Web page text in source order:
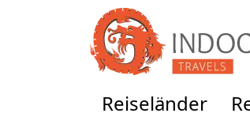
Reiseländer